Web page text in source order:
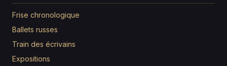
Frise chronologique
Ballets russes
Train des écrivains
Expositions